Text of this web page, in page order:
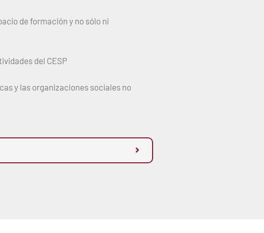
de formación y no sólo ni
del CESP
y las organizaciones sociales no